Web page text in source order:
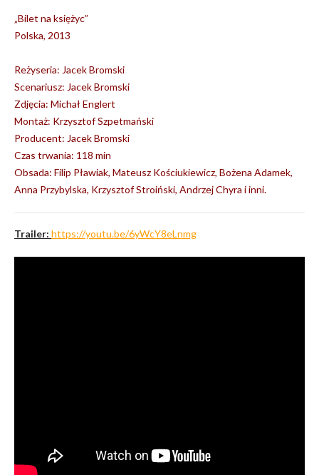
„Bilet na księżyc”
Polska, 2013
Reżyseria: Jacek Bromski
Scenariusz: Jacek Bromski
Zdjęcia: Michał Englert
Montaż: Krzysztof Szpetmański
Producent: Jacek Bromski
Czas trwania: 118 min
Obsada: Filip Pławiak, Mateusz Kościukiewicz, Bożena Adamek,
Anna Przybylska, Krzysztof Stroiński, Andrzej Chyra i inni.
Trailer: https://youtu.be/6yWcY8eLnmg